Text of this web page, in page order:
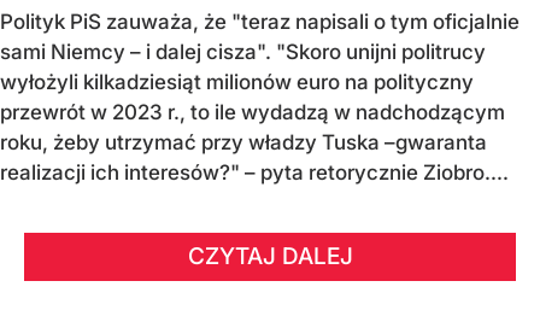
Polityk PiS zauważa, że "teraz napisali o tym oficjalnie
sami Niemcy – i dalej cisza". "Skoro unijni politrucy
wyłożyli kilkadziesiąt milionów euro na polityczny
przewrót w 2023 r., to ile wydadzą w nadchodzącym
roku, żeby utrzymać przy władzy Tuska –gwaranta
realizacji ich interesów?" – pyta retorycznie Ziobro....
CZYTAJ DALEJ